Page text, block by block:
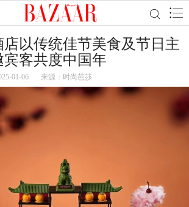
以传统佳节美食及节日主
客共度中国年
01-06 来源：时尚芭莎